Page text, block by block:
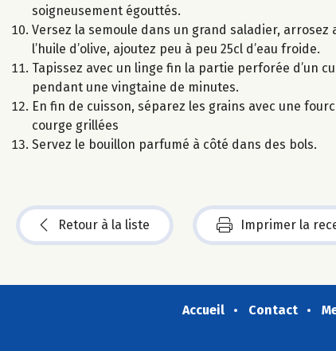
soigneusement égouttés.
Versez la semoule dans un grand saladier,
l’huile d’olive, ajoutez peu à peu 25cl d’eau froide.
Tapissez avec un linge fin la partie perforée d’un
pendant une vingtaine de minutes.
En fin de cuisson, séparez les grains avec une
courge grillées
Servez le bouillon parfumé à côté dans des bols.
Retour à la liste Imprimer la
Accueil Contact